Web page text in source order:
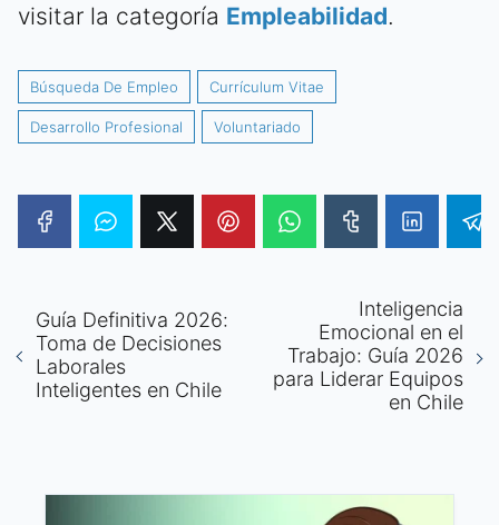
visitar la categoría Empleabilidad.
Búsqueda De Empleo Currículum Vitae
Desarrollo Profesional Voluntariado
Guía Definitiva 2026:
Toma de Decisiones
Laborales
Inteligentes en Chile
Inteligencia
Emocional en el
Trabajo: Guía 2026
para Liderar Equipos
en Chile